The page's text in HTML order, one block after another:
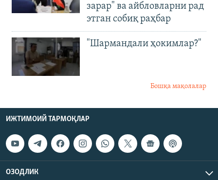
зарар" ва айбловларни рад
этган собиқ раҳбар
"Шармандали ҳокимлар?"
Бошқа мақолалар
ИЖТИМОИЙ ТАРМОҚЛАР
ОЗОДЛИК